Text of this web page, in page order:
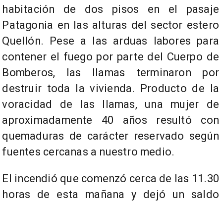
habitación de dos pisos en el pasaje
Patagonia en las alturas del sector estero
Quellón. Pese a las arduas labores para
contener el fuego por parte del Cuerpo de
Bomberos, las llamas terminaron por
destruir toda la vivienda. Producto de la
voracidad de las llamas, una mujer de
aproximadamente 40 años resultó con
quemaduras de carácter reservado según
fuentes cercanas a nuestro medio.
El incendió que comenzó cerca de las 11.30
horas de esta mañana y dejó un saldo